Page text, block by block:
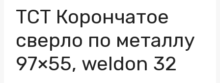
ТСТ Корончатое
сверло по металлу
97×55, weldon 32